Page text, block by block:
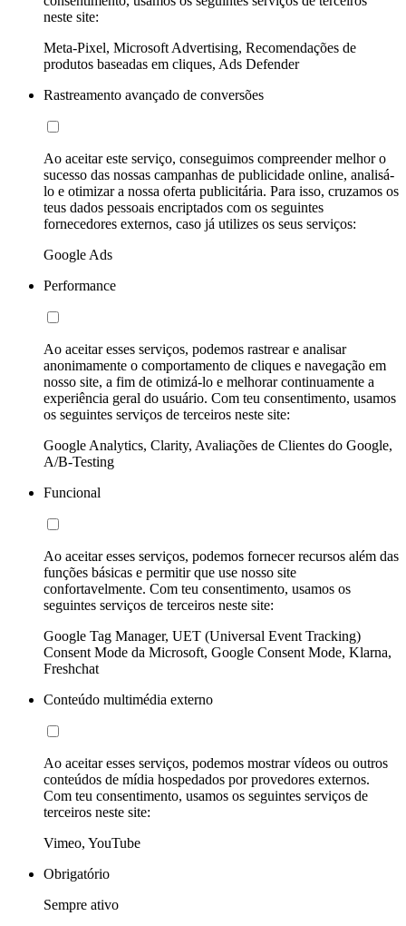
neste site:
Meta-Pixel, Microsoft Advertising, Recomendações de
produtos baseadas em cliques, Ads Defender
Rastreamento avançado de conversões
Ao aceitar este serviço, conseguimos compreender melhor o
sucesso das nossas campanhas de publicidade online, analisá-
lo e otimizar a nossa oferta publicitária. Para isso, cruzamos os
teus dados pessoais encriptados com os seguintes
fornecedores externos, caso já utilizes os seus serviços:
Google Ads
Performance
Ao aceitar esses serviços, podemos rastrear e analisar
anonimamente o comportamento de cliques e navegação em
nosso site, a fim de otimizá-lo e melhorar continuamente a
experiência geral do usuário. Com teu consentimento, usamos
os seguintes serviços de terceiros neste site:
Google Analytics, Clarity, Avaliações de Clientes do Google,
A/B-Testing
Funcional
Ao aceitar esses serviços, podemos fornecer recursos além das
funções básicas e permitir que use nosso site
confortavelmente. Com teu consentimento, usamos os
seguintes serviços de terceiros neste site:
Google Tag Manager, UET (Universal Event Tracking)
Consent Mode da Microsoft, Google Consent Mode, Klarna,
Freshchat
Conteúdo multimédia externo
Ao aceitar esses serviços, podemos mostrar vídeos ou outros
conteúdos de mídia hospedados por provedores externos.
Com teu consentimento, usamos os seguintes serviços de
terceiros neste site:
Vimeo, YouTube
Obrigatório
Sempre ativo